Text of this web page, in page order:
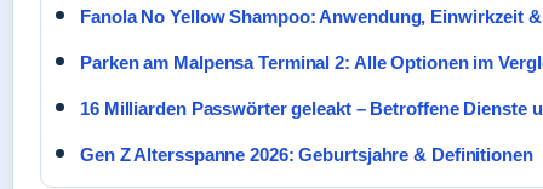
Fanola No Yellow Shampoo: Anwendung, Einwirkzeit
Parken am Malpensa Terminal 2: Alle Optionen im
16 Milliarden Passwörter geleakt – Betroffene Dienste
Gen Z Altersspanne 2026: Geburtsjahre & Definitionen